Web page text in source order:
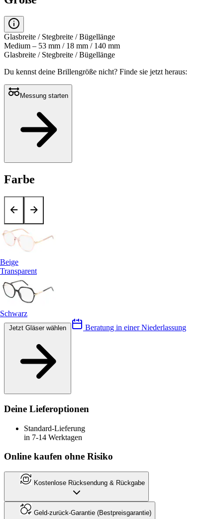
Glasbreite / Stegbreite / Bügellänge
Medium – 53 mm / 18 mm / 140 mm
Glasbreite / Stegbreite / Bügellänge
Du kennst deine Brillengröße nicht? Finde sie jetzt heraus:
Messung starten
Farbe
Beige
Transparent
Schwarz
Beratung in einer Niederlassung
Deine Lieferoptionen
Standard-Lieferung
in 7-14 Werktagen
Online kaufen ohne Risiko
Kostenlose Rücksendung & Rückgabe
Geld-zurück-Garantie (Bestpreisgarantie)